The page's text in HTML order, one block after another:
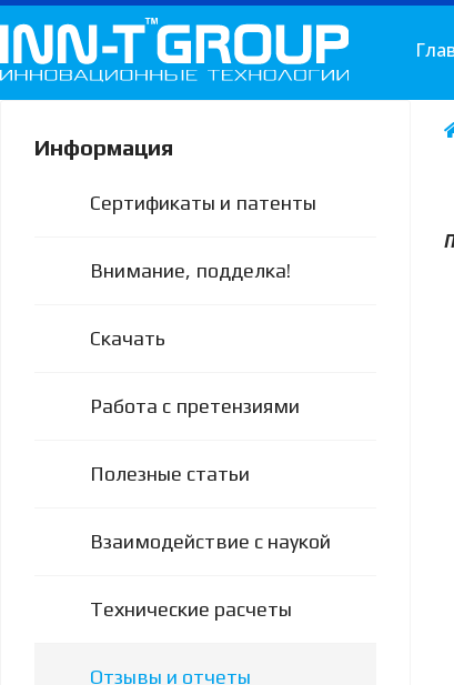
Информация
Сертификаты и патенты
Внимание, подделка!
Скачать
Работа с претензиями
Полезные статьи
Взаимодействие с наукой
Технические расчеты
Отзывы и отчеты